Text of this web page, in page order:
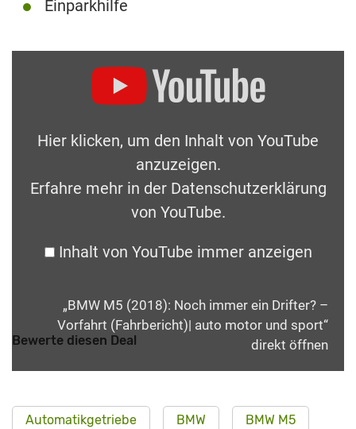
Einparkhilfe
Hier klicken, um den Inhalt von YouTube
anzuzeigen.
Erfahre mehr in der Datenschutzerklärung
von YouTube.
Inhalt von YouTube immer anzeigen
„BMW M5 (2018): Noch immer ein Drifter? –
Vorfahrt (Fahrbericht)| auto motor und sport“
direkt öffnen
Bewerte diesen Deal
Automatikgetriebe BMW BMW M5